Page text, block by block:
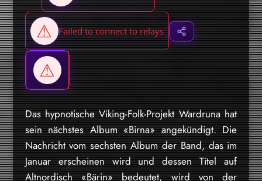
Das hypnotische Viking-Folk-Projekt Wardruna hat
sein nächstes Album «Birna» angekündigt. Die
Nachricht vom sechsten Album der Band, das im
Januar erscheinen wird und dessen Titel auf
Altnordisch «Bärin» bedeutet, wird von der